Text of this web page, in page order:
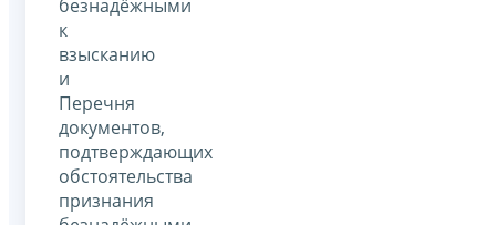
безнадёжными
к
взысканию
и
Перечня
документов,
подтверждающих
обстоятельства
признания